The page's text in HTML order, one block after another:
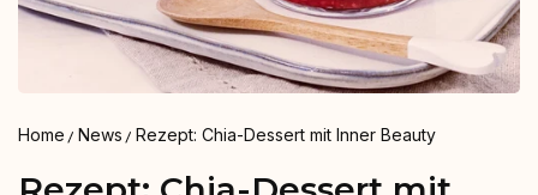
Home News Rezept: Chia-Dessert mit Inner Beauty⁠